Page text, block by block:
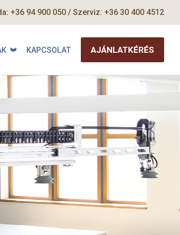
+36 94 900 050 / Szerviz: +36 30 400 4512
KAPCSOLAT AJÁNLATKÉRÉS